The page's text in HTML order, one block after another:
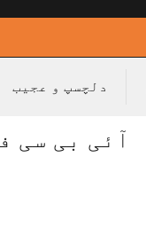
دلچسپ و عجیب
آئی بی سی